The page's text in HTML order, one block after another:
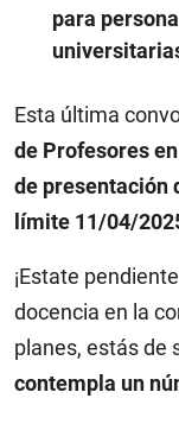
para
Esta última
de Profesores
de presentación
límite 11/04/
¡Estate
docencia en la
planes, estás de
contempla un